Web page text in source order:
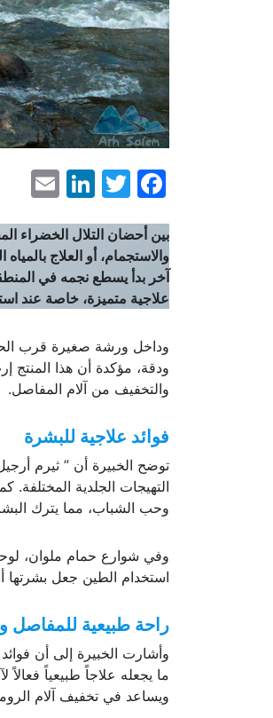
Facebook
Twitter
بين أحضان التلال الخضراء
والاستجمام، أو العلاج
آخر بدأ يسطع نجمه في
علاجية متميزة، خاصة عند
وداخل ورشة صغيرة قرب
ودقة، مؤكدة أن هذا المنتج
والتخفيف من آلام المفاصل.
فوائد علاجية للبشرة
توضح الخبيرة أن ” ثيرم
التهيجات الجلدية
وحب الشباب، مما يترك
وفي شوارع حمام ملوان،
استخدام الطين جعل بشرتها
راحة طبيعية للمفاصل
وأشارت الخبيرة إلى أن
ما يجعله علاجاً طبيعياً
ويساعد في تخفيف آلام